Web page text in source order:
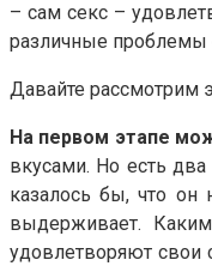
– сам секс –
различные проблемы
Давайте рассмотрим
На первом этапе
вкусами. Но есть два
казалось бы, что он
выдерживает.
удовлетворяют свои